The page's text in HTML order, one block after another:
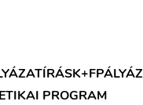
K+F
PROGRAM